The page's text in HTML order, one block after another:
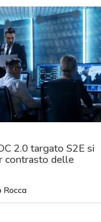
2.0 targato S2E si
contrasto delle
Rocca